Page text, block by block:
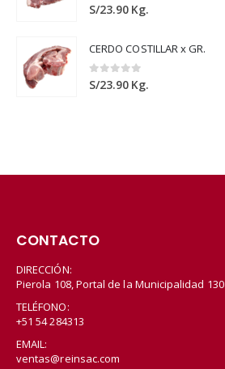
0out of 5
S/23.90 Kg.
CERDO COSTILLAR x GR.
0out of 5
S/23.90 Kg.
CONTACTO
DIRECCIÓN:
Pierola 108, Portal de la Municipalidad 130
TELÉFONO:
+51 54 284313
EMAIL:
ventas@reinsac.com